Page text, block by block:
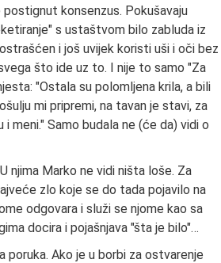
konsenzus. Pokušavaju
s ustaštvom bilo zabluda iz
i još uvijek koristi uši i oči bez
što ide uz to. I nije to samo "Za
"Ostala su polomljena krila, a bili
mi pripremi, na tavan je stavi, za
meni." Samo budala ne (će da) vidi o
njima Marko ne vidi ništa loše. Za
zlo koje se do tada pojavilo na
odgovara i služi se njome kao sa
docira i pojašnjava "šta je bilo"…
poruka. Ako je u borbi za ostvarenje